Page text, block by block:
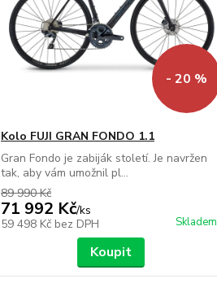
- 20 %
Kolo FUJI GRAN FONDO 1.1
Gran Fondo je zabiják století. Je navržen
tak, aby vám umožnil pl...
89 990 Kč
71 992 Kč/ks
59 498 Kč bez DPH Skladem
Koupit